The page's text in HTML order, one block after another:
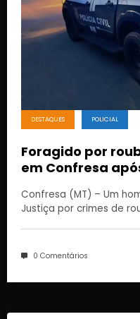
DESTAQUES POLICIAL
Foragido por
em Confresa
Confresa (MT) – Um
Justiça por crimes de
0 Comentários